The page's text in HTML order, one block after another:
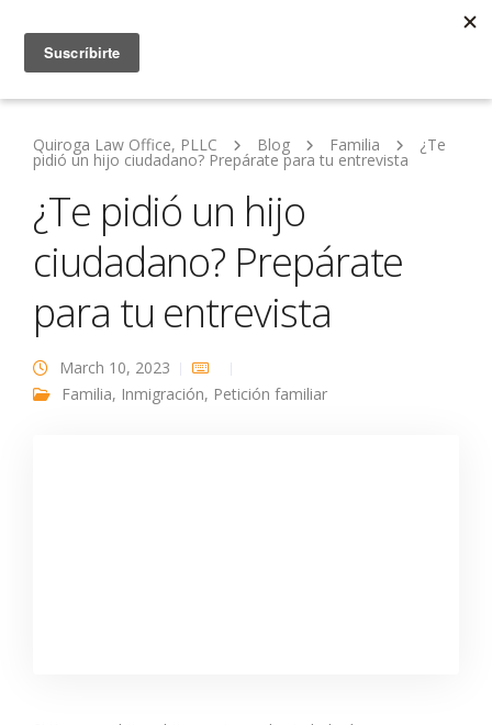
Quiroga Law Office, PLLC Blog Familia ¿Te
pidió un hijo ciudadano? Prepárate para tu entrevista
¿Te pidió un hijo
ciudadano? Prepárate
para tu entrevista
March 10, 2023
Familia, Inmigración, Petición familiar